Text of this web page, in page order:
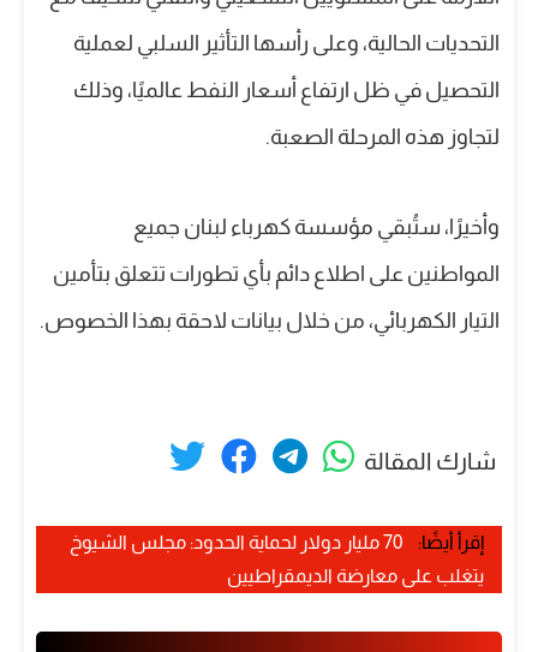
التحديات الحالية، وعلى رأسها التأثير السلبي لعملية
التحصيل في ظل ارتفاع أسعار النفط عالميًا، وذلك
لتجاوز هذه المرحلة الصعبة.
وأخيرًا، ستُبقي مؤسسة كهرباء لبنان جميع
المواطنين على اطلاع دائم بأي تطورات تتعلق بتأمين
التيار الكهربائي، من خلال بيانات لاحقة بهذا الخصوص.
شارك المقالة
إقرأ أيضًا:
70 مليار دولار لحماية الحدود: مجلس الشيوخ
يتغلب على معارضة الديمقراطيين